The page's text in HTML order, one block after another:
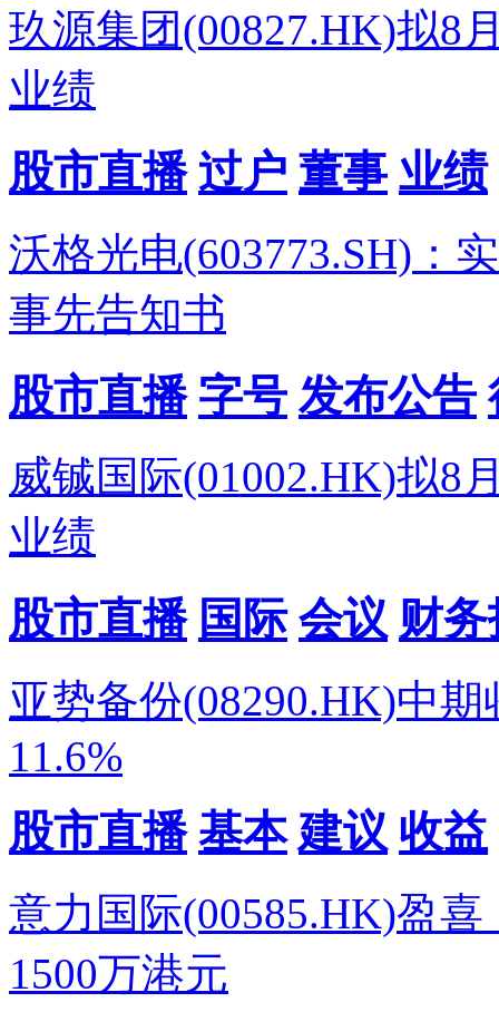
玖源集团(00827.HK)拟8
业绩
股市直播 过户 董事 业绩
沃格光电(603773.SH)：
事先告知书
股市直播 字号 发布公告
威铖国际(01002.HK)拟8
业绩
股市直播 国际 会议 财
亚势备份(08290.HK)中
11.6%
股市直播 基本 建议 收益
意力国际(00585.HK)盈
1500万港元